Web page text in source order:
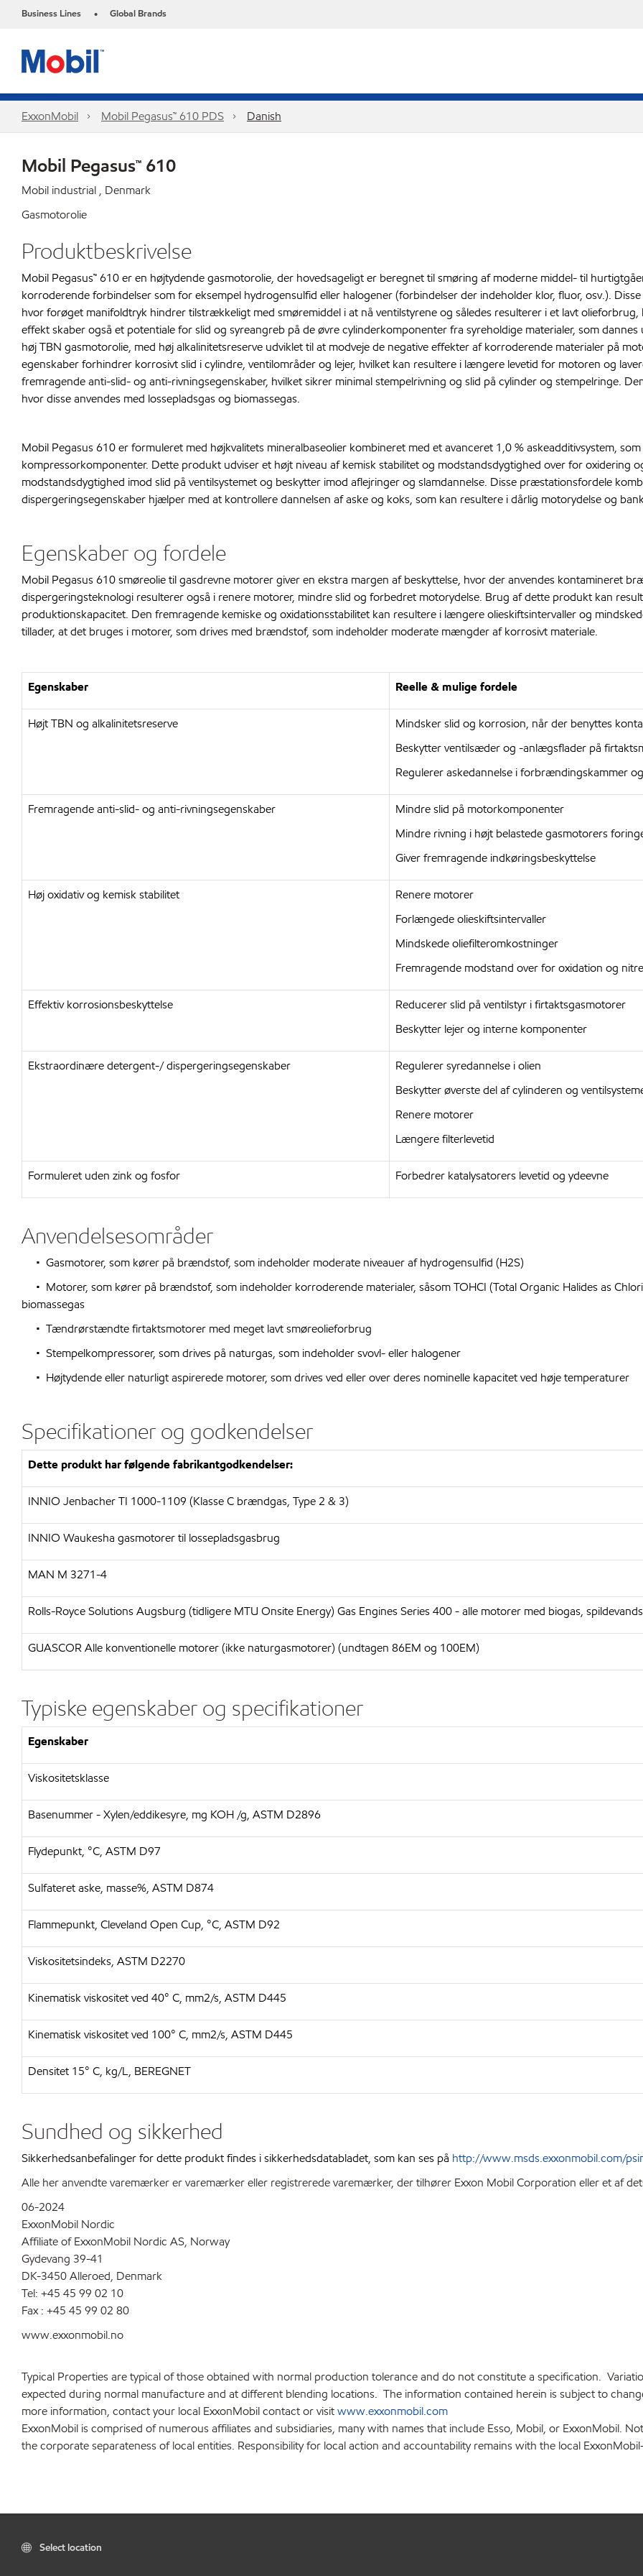
Business Lines • Global Brands
ExxonMobil Mobil Pegasus™ 610 PDS Danish
Mobil Pegasus™ 610
Mobil industrial , Denmark
Gasmotorolie
Produktbeskrivelse
Mobil Pegasus™ 610 er en højtydende gasmotorolie, der hovedsageligt er beregnet til smøring af moderne middel- til
korroderende forbindelser som for eksempel hydrogensulfid eller halogener (forbindelser der indeholder klor, fluor, osv.).
hvor forøget manifoldtryk hindrer tilstrækkeligt med smøremiddel i at nå ventilstyrene og således resulterer i et lavt
effekt skaber også et potentiale for slid og syreangreb på de øvre cylinderkomponenter fra syreholdige materialer, som
høj TBN gasmotorolie, med høj alkalinitetsreserve udviklet til at modveje de negative effekter af korroderende materialer på
egenskaber forhindrer korrosivt slid i cylindre, ventilområder og lejer, hvilket kan resultere i længere levetid for motoren og
fremragende anti-slid- og anti-rivningsegenskaber, hvilket sikrer minimal stempelrivning og slid på cylinder og stempelringe.
hvor disse anvendes med lossepladsgas og biomassegas.
Mobil Pegasus 610 er formuleret med højkvalitets mineralbaseolier kombineret med et avanceret 1,0 % askeadditivsystem,
kompressorkomponenter. Dette produkt udviser et højt niveau af kemisk stabilitet og modstandsdygtighed over for oxidering
modstandsdygtighed imod slid på ventilsystemet og beskytter imod aflejringer og slamdannelse. Disse præstationsfordele
dispergeringsegenskaber hjælper med at kontrollere dannelsen af aske og koks, som kan resultere i dårlig motorydelse og
Egenskaber og fordele
Mobil Pegasus 610 smøreolie til gasdrevne motorer giver en ekstra margen af beskyttelse, hvor der anvendes kontamineret
dispergeringsteknologi resulterer også i renere motorer, mindre slid og forbedret motorydelse. Brug af dette produkt kan
produktionskapacitet. Den fremragende kemiske og oxidationsstabilitet kan resultere i længere olieskiftsintervaller og
tillader, at det bruges i motorer, som drives med brændstof, som indeholder moderate mængder af korrosivt materiale.
Egenskaber Reelle & mulige fordele
Højt TBN og alkalinitetsreserve
Mindsker slid og korrosion, når der benyttes
Beskytter ventilsæder og -anlægsflader på
Regulerer askedannelse i forbrændingskammer
Fremragende anti-slid- og anti-rivningsegenskaber
Mindre slid på motorkomponenter
Mindre rivning i højt belastede gasmotorers
Giver fremragende indkøringsbeskyttelse
Høj oxidativ og kemisk stabilitet
Renere motorer
Forlængede olieskiftsintervaller
Mindskede oliefilteromkostninger
Fremragende modstand over for oxidation og
Effektiv korrosionsbeskyttelse
Reducerer slid på ventilstyr i firtaktsgasmotorer
Beskytter lejer og interne komponenter
Ekstraordinære detergent-/ dispergeringsegenskaber
Regulerer syredannelse i olien
Beskytter øverste del af cylinderen og
Renere motorer
Længere filterlevetid
Formuleret uden zink og fosfor Forbedrer katalysatorers levetid og ydeevne
Anvendelsesområder
• Gasmotorer, som kører på brændstof, som indeholder moderate niveauer af hydrogensulfid (H2S)
• Motorer, som kører på brændstof, som indeholder korroderende materialer, såsom TOHCI (Total Organic Halides as
biomassegas
• Tændrørstændte firtaktsmotorer med meget lavt smøreolieforbrug
• Stempelkompressorer, som drives på naturgas, som indeholder svovl- eller halogener
• Højtydende eller naturligt aspirerede motorer, som drives ved eller over deres nominelle kapacitet ved høje temperaturer
Specifikationer og godkendelser
Dette produkt har følgende fabrikantgodkendelser:
INNIO Jenbacher TI 1000-1109 (Klasse C brændgas, Type 2 & 3)
INNIO Waukesha gasmotorer til lossepladsgasbrug
MAN M 3271-4
Rolls-Royce Solutions Augsburg (tidligere MTU Onsite Energy) Gas Engines Series 400 - alle motorer med biogas,
GUASCOR Alle konventionelle motorer (ikke naturgasmotorer) (undtagen 86EM og 100EM)
Typiske egenskaber og specifikationer
Egenskaber
Viskositetsklasse
Basenummer - Xylen/eddikesyre, mg KOH /g, ASTM D2896
Flydepunkt, °C, ASTM D97
Sulfateret aske, masse%, ASTM D874
Flammepunkt, Cleveland Open Cup, °C, ASTM D92
Viskositetsindeks, ASTM D2270
Kinematisk viskositet ved 40° C, mm2/s, ASTM D445
Kinematisk viskositet ved 100° C, mm2/s, ASTM D445
Densitet 15° C, kg/L, BEREGNET
Sundhed og sikkerhed
Sikkerhedsanbefalinger for dette produkt findes i sikkerhedsdatabladet, som kan ses på http://www.msds.exxonmobil.com/
Alle her anvendte varemærker er varemærker eller registrerede varemærker, der tilhører Exxon Mobil Corporation eller et af
06-2024
ExxonMobil Nordic
Affiliate of ExxonMobil Nordic AS, Norway
Gydevang 39-41
DK-3450 Alleroed, Denmark
Tel: +45 45 99 02 10
Fax : +45 45 99 02 80
www.exxonmobil.no
Typical Properties are typical of those obtained with normal production tolerance and do not constitute a specification.
expected during normal manufacture and at different blending locations. The information contained herein is subject to
more information, contact your local ExxonMobil contact or visitwww.exxonmobil.com
ExxonMobil is comprised of numerous affiliates and subsidiaries, many with names that include Esso, Mobil, or ExxonMobil.
the corporate separateness of local entities. Responsibility for local action and accountability remains with the local
Select location